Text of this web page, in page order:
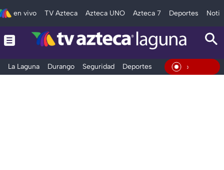
en vivo TV Azteca Azteca UNO Azteca 7 Deportes
La Laguna Durango Seguridad Deportes EntretenimientoEn Vivo